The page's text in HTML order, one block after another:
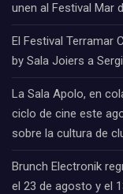
unen al Festival Mar
El Festival Terramar
by Sala Joiers a
La Sala Apolo, en
ciclo de cine este
sobre la cultura de
Brunch Electronik
el 23 de agosto y el